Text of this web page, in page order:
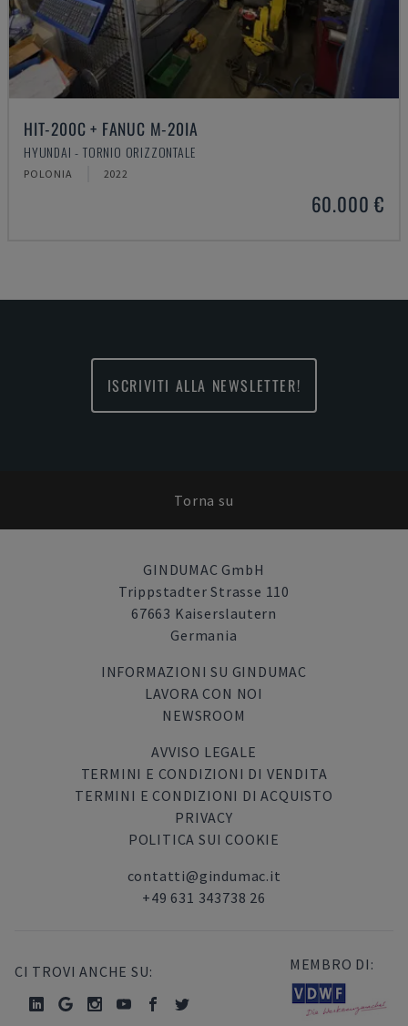
HIT-200C + FANUC M-20IA
HYUNDAI - TORNIO ORIZZONTALE
POLONIA 2022
60.000 €
ISCRIVITI ALLA NEWSLETTER!
Torna su
GINDUMAC GmbH
Trippstadter Strasse 110
67663 Kaiserslautern
Germania
INFORMAZIONI SU GINDUMAC
LAVORA CON NOI
NEWSROOM
AVVISO LEGALE
TERMINI E CONDIZIONI DI VENDITA
TERMINI E CONDIZIONI DI ACQUISTO
PRIVACY
POLITICA SUI COOKIE
contatti@gindumac.it
+49 631 343738 26
CI TROVI ANCHE SU: MEMBRO DI: